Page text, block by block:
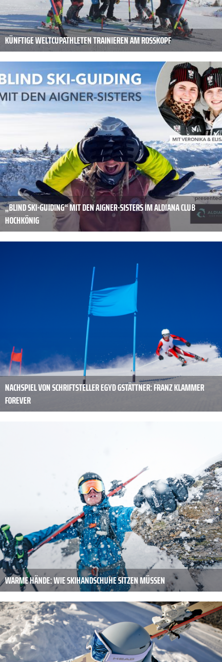
KÜNFTIGE WELTCUPATHLETEN TRAINIEREN AM ROSSKOPF
„BLIND SKI-GUIDING“ MIT DEN AIGNER-SISTERS IM ALDIANA CLUB
HOCHKÖNIG
NACHSPIEL VON SCHRIFTSTELLER EGYD GSTÄTTNER: FRANZ KLAMMER
FOREVER
WARME HÄNDE: WIE SKIHANDSCHUHE SITZEN MÜSSEN